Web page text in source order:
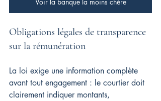
Obligations légales de transparence
sur la rémunération
La loi exige une information complète
avant tout engagement : le courtier doit
clairement indiquer montants,